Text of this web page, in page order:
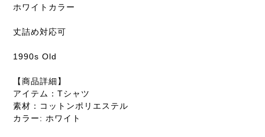
ホワイトカラー
丈詰め対応可
1990s Old
【商品詳細】
アイテム：Tシャツ
素材：コットンポリエステル
カラー: ホワイト